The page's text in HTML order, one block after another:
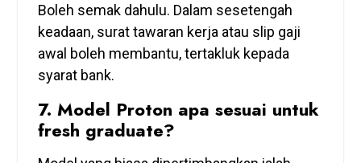
Boleh semak dahulu. Dalam sesetengah
keadaan, surat tawaran kerja atau slip gaji
awal boleh membantu, tertakluk kepada
syarat bank.
7. Model Proton apa sesuai untuk
fresh graduate?